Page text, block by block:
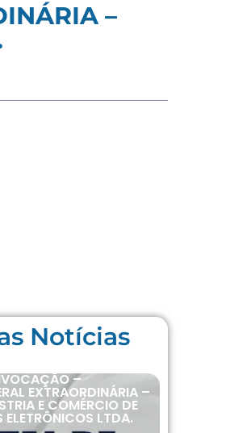
–
Notícias
–
EXTRAORDINÁRIA –
E COMÉRCIO DE
ELETRÔNICOS LTDA.